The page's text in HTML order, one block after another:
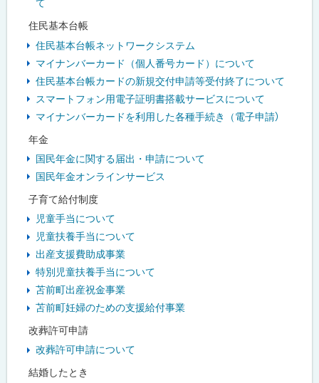
て
住民基本台帳
住民基本台帳ネットワークシステム
マイナンバーカード（個人番号カード）について
住民基本台帳カードの新規交付申請等受付終了について
スマートフォン用電子証明書搭載サービスについて
マイナンバーカードを利用した各種手続き（電子申請）
年金
国民年金に関する届出・申請について
国民年金オンラインサービス
子育て給付制度
児童手当について
児童扶養手当について
出産支援費助成事業
特別児童扶養手当について
苫前町出産祝金事業
苫前町妊婦のための支援給付事業
改葬許可申請
改葬許可申請について
結婚したとき